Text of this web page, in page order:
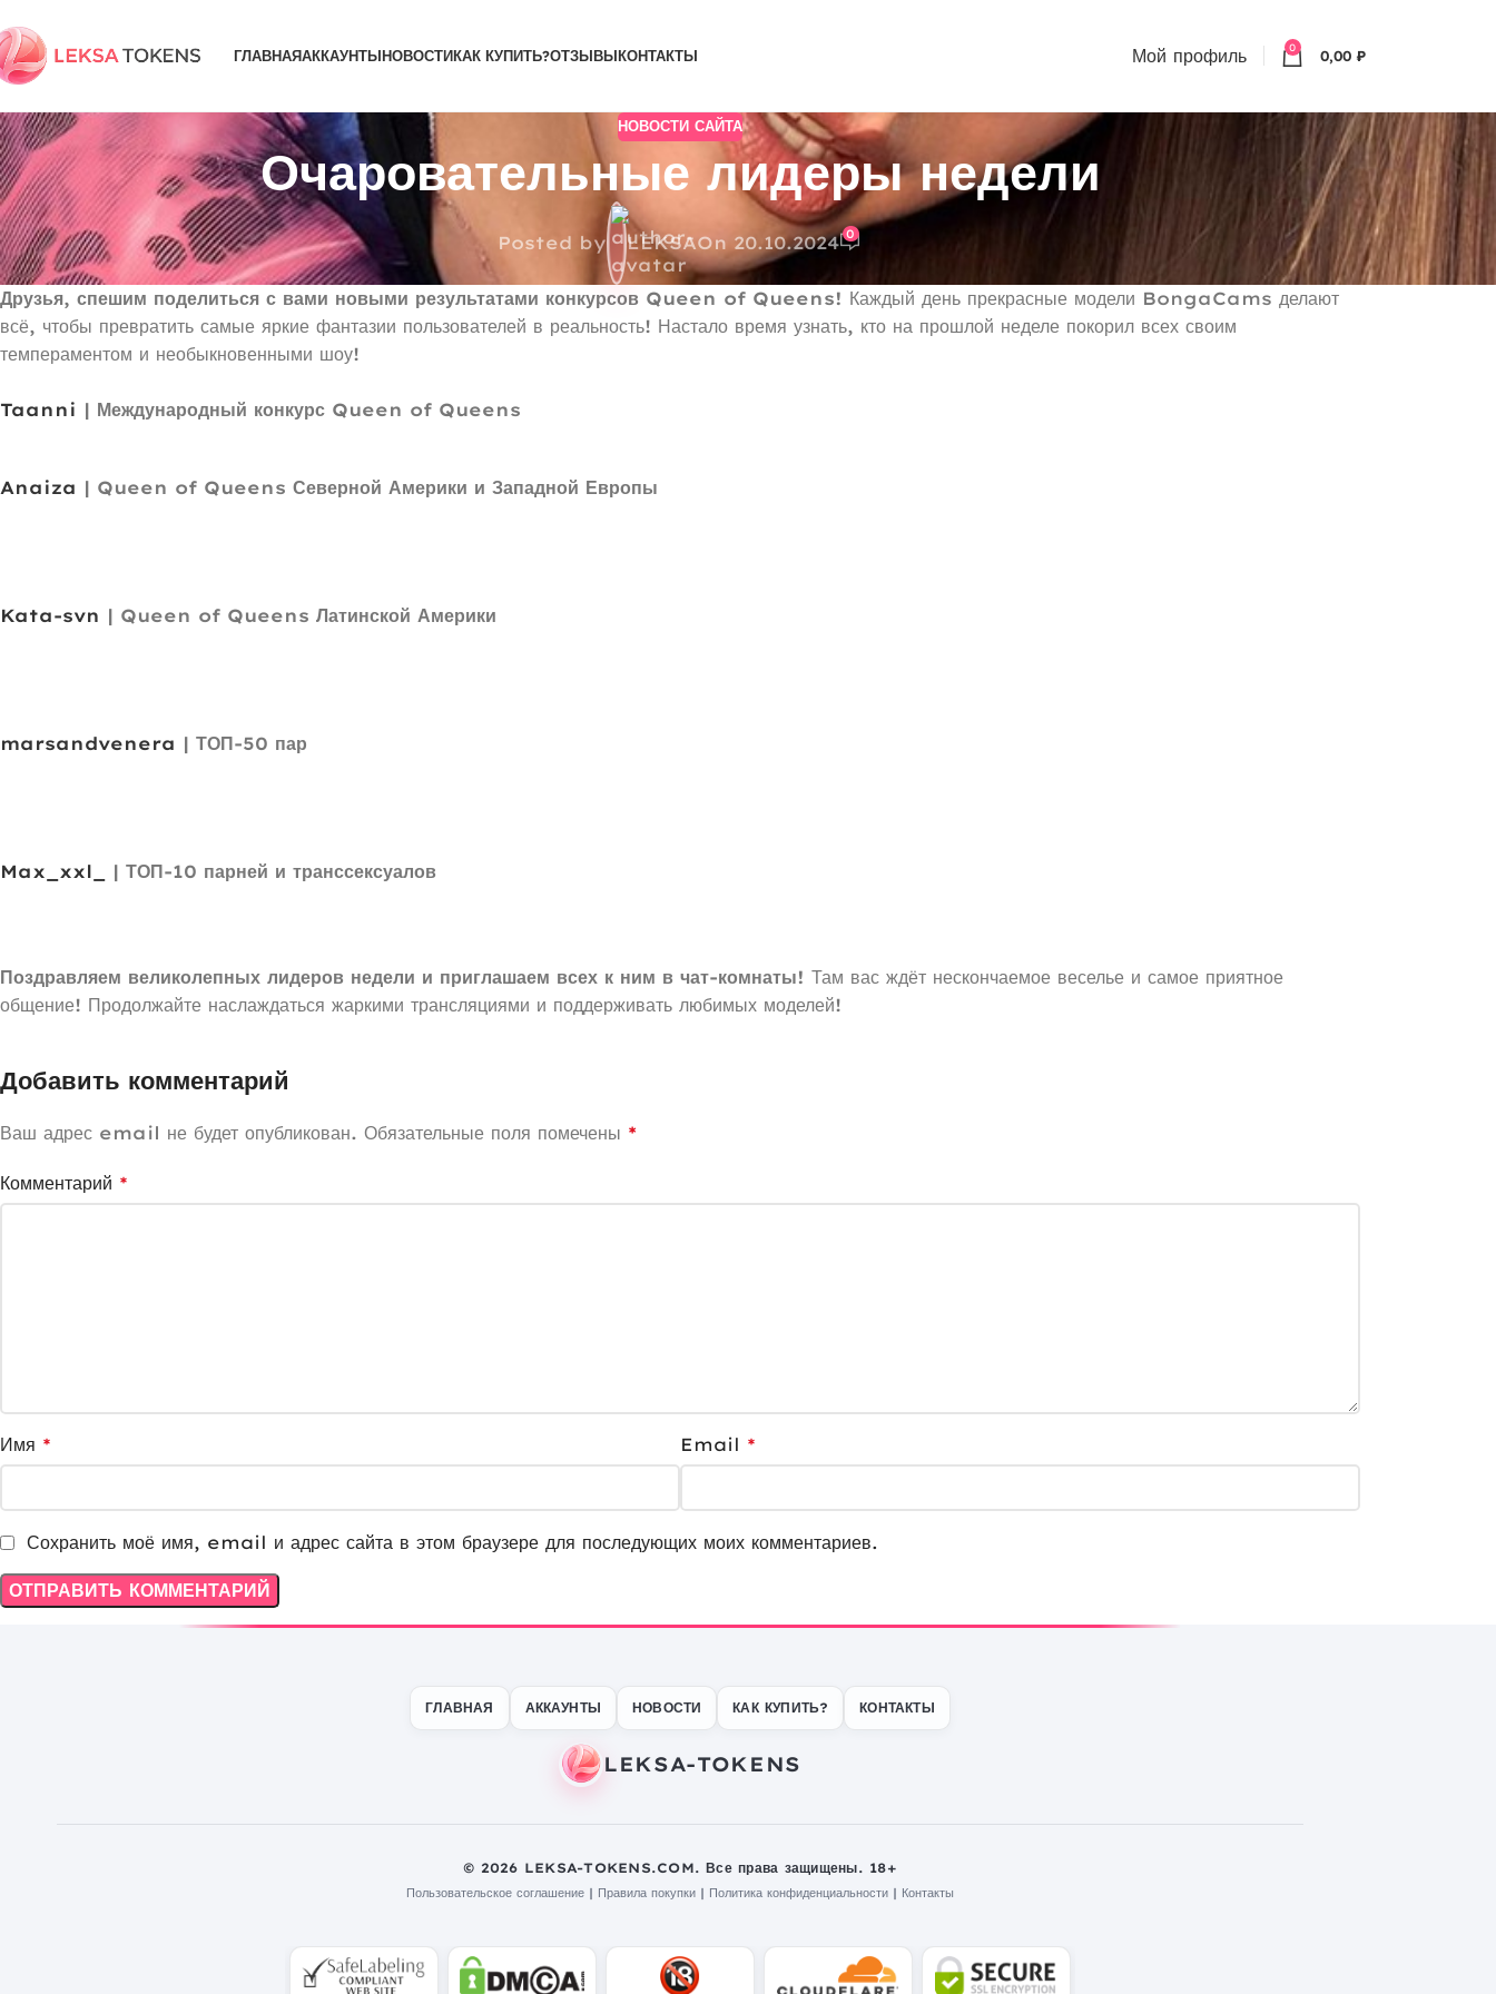
ГЛАВНАЯАККАУНТЫНОВОСТИКАК КУПИТЬ?ОТЗЫВЫКОНТАКТЫ Мой профиль 0 0,00 ₽
НОВОСТИ САЙТА
Очаровательные лидеры недели
Posted by LEKSAOn 20.10.2024 0
Друзья, спешим поделиться с вами новыми результатами конкурсов Queen of Queens! Каждый день прекрасные модели BongaCams делают
всё, чтобы превратить самые яркие фантазии пользователей в реальность! Настало время узнать, кто на прошлой неделе покорил всех своим
темпераментом и необыкновенными шоу!
Taanni | Международный конкурс Queen of Queens
Anaiza | Queen of Queens Северной Америки и Западной Европы
Kata-svn | Queen of Queens Латинской Америки
marsandvenera | ТОП-50 пар
Max_xxl_ | ТОП-10 парней и транссексуалов
Поздравляем великолепных лидеров недели и приглашаем всех к ним в чат-комнаты! Там вас ждёт нескончаемое веселье и самое приятное
общение! Продолжайте наслаждаться жаркими трансляциями и поддерживать любимых моделей!
Добавить комментарий
Ваш адрес email не будет опубликован. Обязательные поля помечены *
Комментарий *
Имя * Email *
Сохранить моё имя, email и адрес сайта в этом браузере для последующих моих комментариев.
ГЛАВНАЯ АККАУНТЫ НОВОСТИ КАК КУПИТЬ? КОНТАКТЫ
© 2026 LEKSA-TOKENS.COM. Все права защищены. 18+
Пользовательское соглашение | Правила покупки | Политика конфиденциальности | Контакты